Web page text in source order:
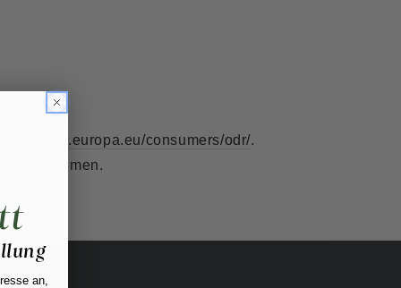
https://ec.europa.eu/consumers/odr/.
teilzunehmen.
an,